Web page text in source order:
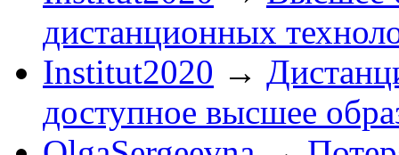
дистанционных
Institut2020 →
доступное высшее